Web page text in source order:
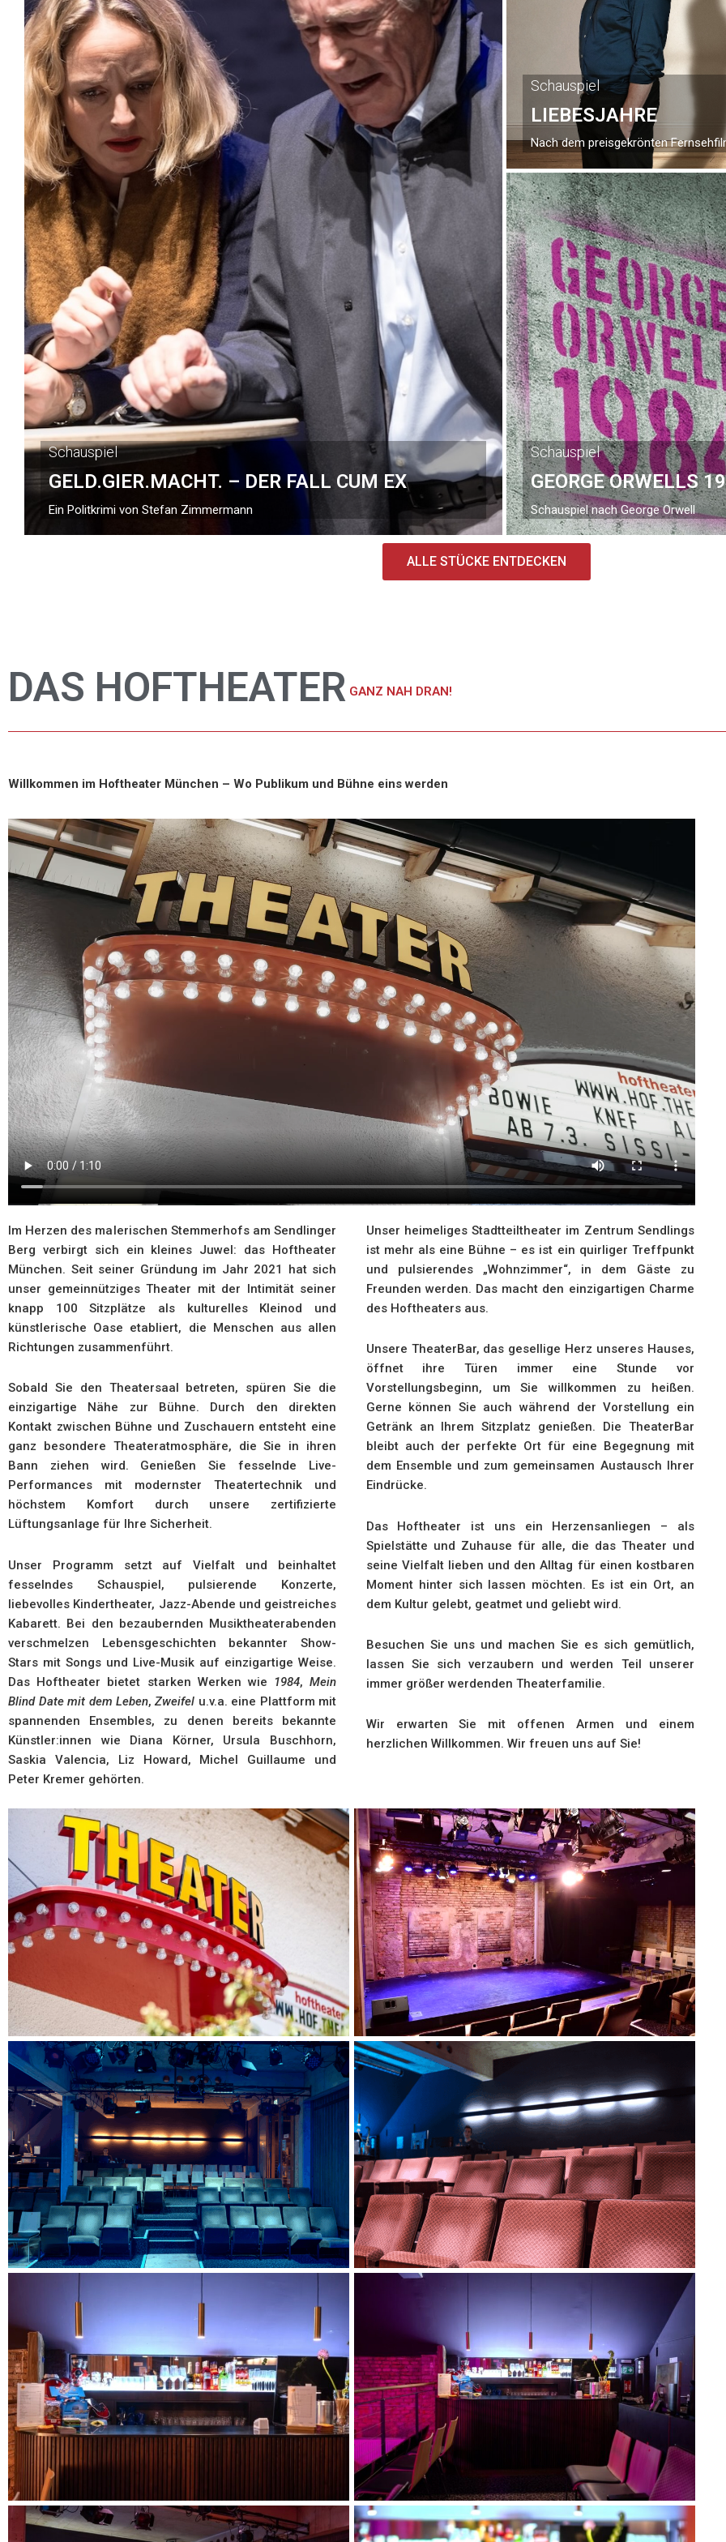
Schauspiel
GELD.GIER.MACHT. – DER FALL CUM EX
Ein Politkrimi von Stefan Zimmermann
Schauspiel
LIEBESJAHRE
Nach dem preisgekrönten
Schauspiel
GEORGE ORWELLS
Schauspiel nach George Orwell
ALLE STÜCKE ENTDECKEN
DAS HOFTHEATER GANZ NAH DRAN!
Willkommen im Hoftheater München – Wo Publikum und Bühne eins werden
Im Herzen des malerischen Stemmerhofs am Sendlinger
Berg verbirgt sich ein kleines Juwel: das Hoftheater
München. Seit seiner Gründung im Jahr 2021 hat sich
unser gemeinnütziges Theater mit der Intimität seiner
knapp 100 Sitzplätze als kulturelles Kleinod und
künstlerische Oase etabliert, die Menschen aus allen
Richtungen zusammenführt.
Sobald Sie den Theatersaal betreten, spüren Sie die
einzigartige Nähe zur Bühne. Durch den direkten
Kontakt zwischen Bühne und Zuschauern entsteht eine
ganz besondere Theateratmosphäre, die Sie in ihren
Bann ziehen wird. Genießen Sie fesselnde Live-
Performances mit modernster Theatertechnik und
höchstem Komfort durch unsere zertifizierte
Lüftungsanlage für Ihre Sicherheit.
Unser Programm setzt auf Vielfalt und beinhaltet
fesselndes Schauspiel, pulsierende Konzerte,
liebevolles Kindertheater, Jazz-Abende und geistreiches
Kabarett. Bei den bezaubernden Musiktheaterabenden
verschmelzen Lebensgeschichten bekannter Show-
Stars mit Songs und Live-Musik auf einzigartige Weise.
Das Hoftheater bietet starken Werken wie 1984, Mein
Blind Date mit dem Leben,Zweifel u.v.a. eine Plattform mit
spannenden Ensembles, zu denen bereits bekannte
Künstler:innen wie Diana Körner, Ursula Buschhorn,
Saskia Valencia, Liz Howard, Michel Guillaume und
Peter Kremer gehörten.
Unser heimeliges Stadtteiltheater im Zentrum Sendlings
ist mehr als eine Bühne – es ist ein quirliger Treffpunkt
und pulsierendes „Wohnzimmer“, in dem Gäste zu
Freunden werden. Das macht den einzigartigen Charme
des Hoftheaters aus.
Unsere TheaterBar, das gesellige Herz unseres Hauses,
öffnet ihre Türen immer eine Stunde vor
Vorstellungsbeginn, um Sie willkommen zu heißen.
Gerne können Sie auch während der Vorstellung ein
Getränk an Ihrem Sitzplatz genießen. Die TheaterBar
bleibt auch der perfekte Ort für eine Begegnung mit
dem Ensemble und zum gemeinsamen Austausch Ihrer
Eindrücke.
Das Hoftheater ist uns ein Herzensanliegen – als
Spielstätte und Zuhause für alle, die das Theater und
seine Vielfalt lieben und den Alltag für einen kostbaren
Moment hinter sich lassen möchten. Es ist ein Ort, an
dem Kultur gelebt, geatmet und geliebt wird.
Besuchen Sie uns und machen Sie es sich gemütlich,
lassen Sie sich verzaubern und werden Teil unserer
immer größer werdenden Theaterfamilie.
Wir erwarten Sie mit offenen Armen und einem
herzlichen Willkommen. Wir freuen uns auf Sie!